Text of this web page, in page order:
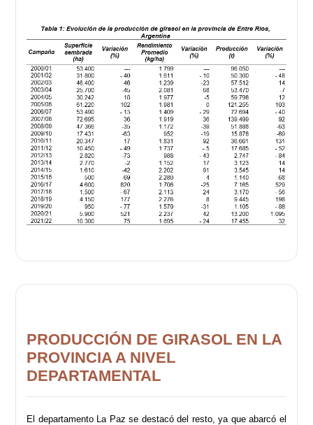
PRODUCCIÓN DE GIRASOL EN LA
PROVINCIA A NIVEL
DEPARTAMENTAL
El departamento La Paz se destacó del resto, ya que abarcó el